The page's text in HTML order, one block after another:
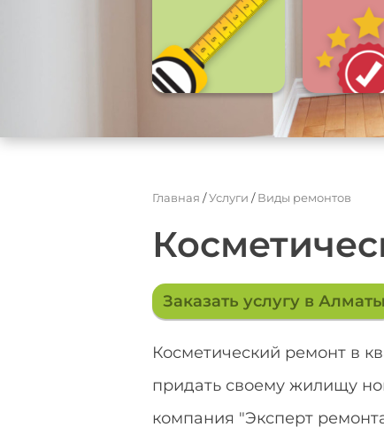
Главная /Услуги /Виды ремонтов
Заказать услугу в Алматы
Косметический ремонт в
придать своему жилищу
компания "Эксперт